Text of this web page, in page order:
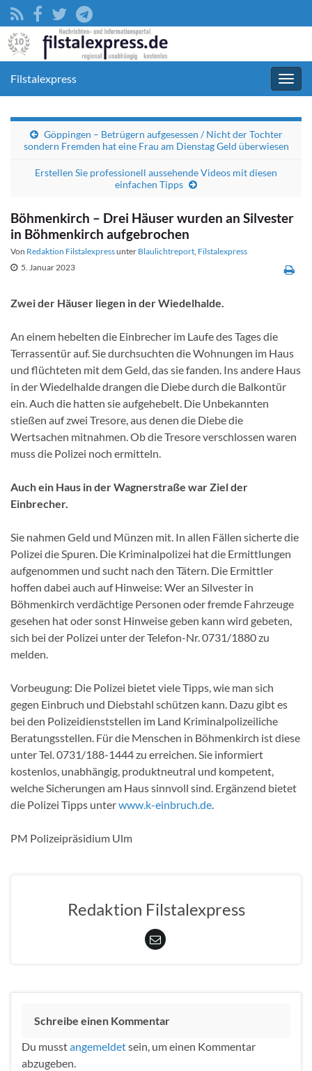
Filstalexpress
Göppingen – Betrügern aufgesessen / Nicht der Tochter
sondern Fremden hat eine Frau am Dienstag Geld überwiesen
Erstellen Sie professionell aussehende Videos mit diesen
einfachen Tipps
Böhmenkirch – Drei Häuser wurden an Silvester
in Böhmenkirch aufgebrochen
Von Redaktion Filstalexpressunter Blaulichtreport, Filstalexpress
5. Januar 2023
Zwei der Häuser liegen in der Wiedelhalde.
An einem hebelten die Einbrecher im Laufe des Tages die
Terrassentür auf. Sie durchsuchten die Wohnungen im Haus
und flüchteten mit dem Geld, das sie fanden. Ins andere Haus
in der Wiedelhalde drangen die Diebe durch die Balkontür
ein. Auch die hatten sie aufgehebelt. Die Unbekannten
stießen auf zwei Tresore, aus denen die Diebe die
Wertsachen mitnahmen. Ob die Tresore verschlossen waren
muss die Polizei noch ermitteln.
Auch ein Haus in der Wagnerstraße war Ziel der
Einbrecher.
Sie nahmen Geld und Münzen mit. In allen Fällen sicherte die
Polizei die Spuren. Die Kriminalpolizei hat die Ermittlungen
aufgenommen und sucht nach den Tätern. Die Ermittler
hoffen dabei auch auf Hinweise: Wer an Silvester in
Böhmenkirch verdächtige Personen oder fremde Fahrzeuge
gesehen hat oder sonst Hinweise geben kann wird gebeten,
sich bei der Polizei unter der Telefon-Nr. 0731/1880 zu
melden.
Vorbeugung: Die Polizei bietet viele Tipps, wie man sich
gegen Einbruch und Diebstahl schützen kann. Dazu gibt es
bei den Polizeidienststellen im Land Kriminalpolizeiliche
Beratungsstellen. Für die Menschen in Böhmenkirch ist diese
unter Tel. 0731/188-1444 zu erreichen. Sie informiert
kostenlos, unabhängig, produktneutral und kompetent,
welche Sicherungen am Haus sinnvoll sind. Ergänzend bietet
die Polizei Tipps unterwww.k-einbruch.de.
PM Polizeipräsidium Ulm
Redaktion Filstalexpress
Schreibe einen Kommentar
Du musstangemeldetsein, um einen Kommentar
abzugeben.